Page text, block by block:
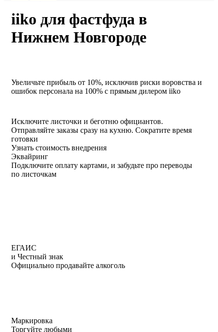
iiko для фастфуда в
Нижнем Новгороде
Увеличьте прибыль от 10%, исключив риски воровства и
ошибок персонала на 100% с прямым дилером iiko
Исключите листочки и беготню официантов.
Отправляйте заказы сразу на кухню. Сократите время
готовки
Узнать стоимость внедрения
Эквайринг
Подключите оплату картами, и забудьте про переводы
по листочкам
ЕГАИС
и Честный знак
Официально продавайте алкоголь
Маркировка
Торгуйте любыми